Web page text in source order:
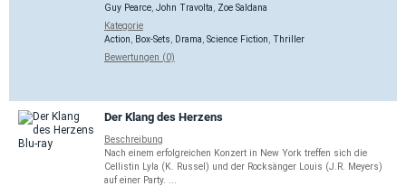
Guy Pearce John Travolta
Zoe Saldana
Kategorie
Action
Box-Sets Drama Science Fiction Thriller
Bewertungen (0)
Der Klang des Herzens
Beschreibung
Nach einem erfolgreichen Konzert in New York treffen sich die
Cellistin Lyla (K. Russel) und der Rocksänger Louis (J.R. Meyers)
auf einer Party. ...